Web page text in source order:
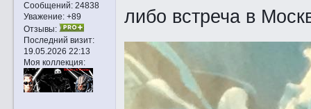
Сообщений:24838
Уважение: +89
Отзывы:
Последний визит:
19.05.2026 22:13
Моя коллекция:
либо встреча в